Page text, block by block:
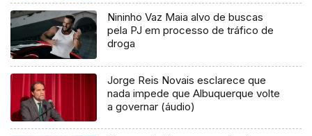
Nininho Vaz Maia alvo de buscas
pela PJ em processo de tráfico de
droga
Jorge Reis Novais esclarece que
nada impede que Albuquerque volte
a governar (áudio)